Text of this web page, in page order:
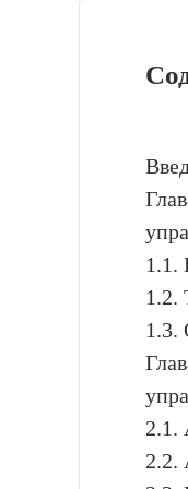
1.1.
1.2.
1.3.
2.1.
2.2.